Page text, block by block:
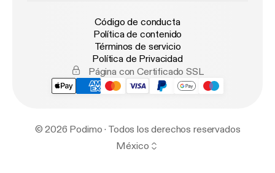
Código de conducta
Política de contenido
Términos de servicio
Política de Privacidad
Página con Certificado SSL
© 2026 Podimo · Todos los derechos reservados
México